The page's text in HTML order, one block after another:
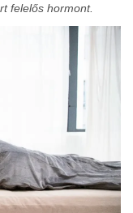
felelős hormont.